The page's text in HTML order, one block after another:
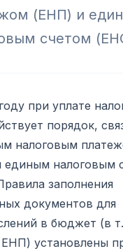
(ЕНП) и
счетом
при уплате
порядок,
налоговым
налоговым
заполнения
документов для
в бюджет (в
установлены